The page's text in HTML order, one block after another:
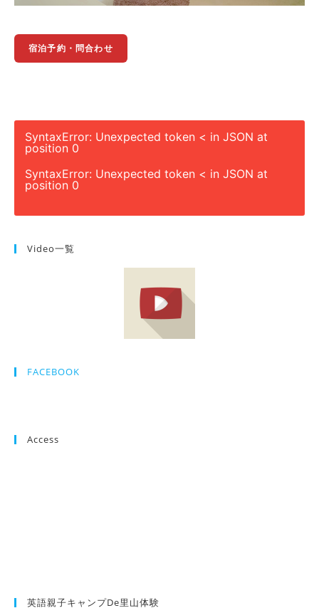
宿泊予約・問合わせ
SyntaxError: Unexpected token < in JSON at
position 0
SyntaxError: Unexpected token < in JSON at
position 0
Video一覧
FACEBOOK
Access
英語親子キャンプde里山体験